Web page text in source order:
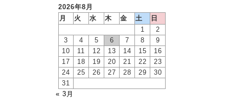
2026年8月
月
火 水 木 金 土
日
1
2
3
4 5 6 7 8
9
10
11 12 13 14 15
16
17
18 19 20 21 22
23
24
25 26 27 28 29
30
31
« 3月